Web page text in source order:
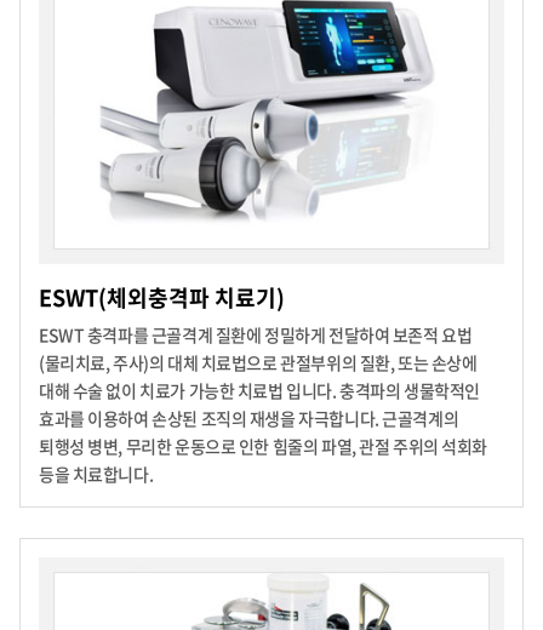
ESWT(체외충격파 치료기)
ESWT 충격파를 근골격계 질환에 정밀하게 전달하여 보존적 요법
(물리치료, 주사)의 대체 치료법으로 관절부위의 질환, 또는 손상에
대해 수술 없이 치료가 가능한 치료법 입니다.충격파의 생물학적인
효과를 이용하여 손상된 조직의 재생을 자극합니다.근골격계의
퇴행성 병변, 무리한 운동으로 인한 힘줄의 파열, 관절 주위의 석회화
등을 치료합니다.